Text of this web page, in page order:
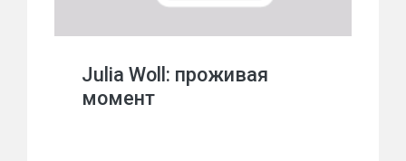
Julia Woll: проживая
момент